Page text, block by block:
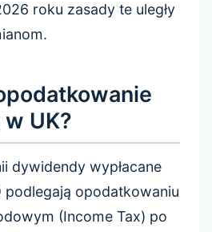
roku zasady te uległy
UK?
dywidendy wypłacane
podlegają opodatkowaniu
(Income Tax) po